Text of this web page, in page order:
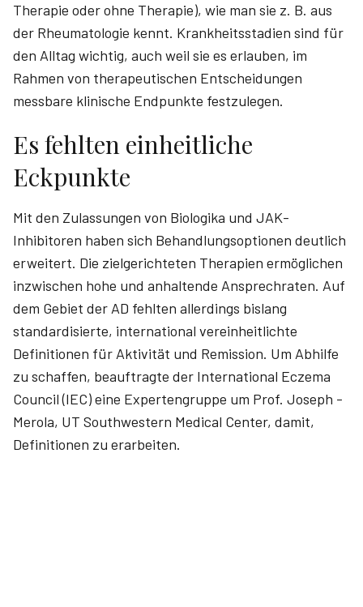
Therapie oder ohne Therapie), wie man sie z. B. aus
der Rheumatologie kennt. Krankheitsstadien sind für
den Alltag wichtig, auch weil sie es erlauben, im
Rahmen von therapeutischen Entscheidungen
messbare klinische Endpunkte festzulegen.
Es fehlten einheitliche
Eckpunkte
Mit den Zulassungen von Biologika und JAK-
Inhibitoren haben sich Behandlungsoptionen deutlich
erweitert. Die zielgerichteten Therapien ermöglichen
inzwischen hohe und anhaltende Ansprechraten. Auf
dem Gebiet der AD fehlten allerdings bislang
standardisierte, international vereinheitlichte
Definitionen für Aktivität und Remission. Um Abhilfe
zu schaffen, beauftragte der International Eczema
Council (IEC) eine Expertengruppe um Prof. ­Joseph ­
Merola, UT Southwestern Medical Center, damit,
Definitionen zu erarbeiten.